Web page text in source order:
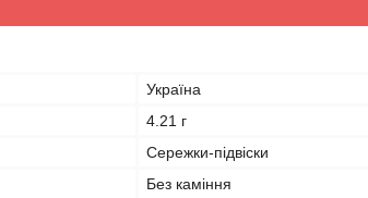
Україна
4.21 г
Сережки-підвіски
Без каміння